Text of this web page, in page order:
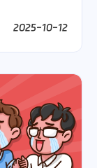
运维2025-10-12